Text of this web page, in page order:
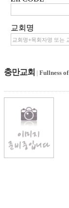
교회명
충만교회 | Fullness